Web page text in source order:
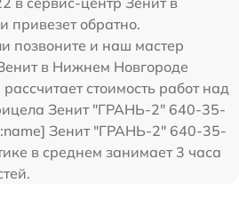
привезет обратно.
позвоните и наш мастер
в Нижнем Новгороде
стоимость работ над
Зенит "ГРАНЬ-2" 640-35-
Зенит "ГРАНЬ-2" 640-35-
в среднем занимает 3 часа